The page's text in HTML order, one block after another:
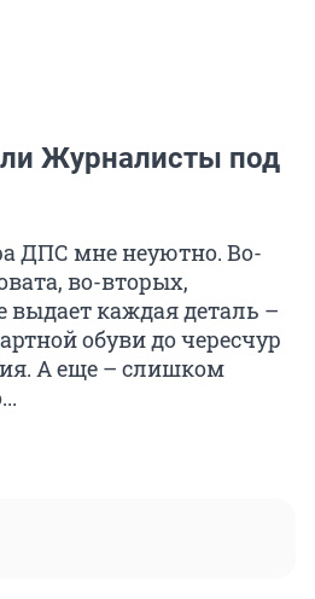
Журналисты под
ДПС мне неуютно. Во-
во-вторых,
выдает каждая деталь –
обуви до чересчур
А еще – слишком